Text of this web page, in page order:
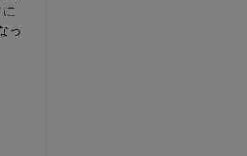
っ